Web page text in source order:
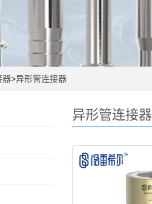
器>异形管连接器
异形管连接器